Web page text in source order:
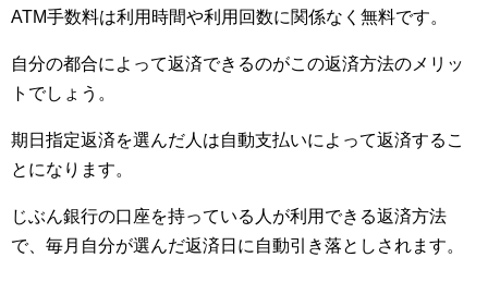
ATM手数料は利用時間や利用回数に関係なく無料です。
自分の都合によって返済できるのがこの返済方法のメリッ
トでしょう。
期日指定返済を選んだ人は自動支払いによって返済するこ
とになります。
じぶん銀行の口座を持っている人が利用できる返済方法
で、毎月自分が選んだ返済日に自動引き落としされます。